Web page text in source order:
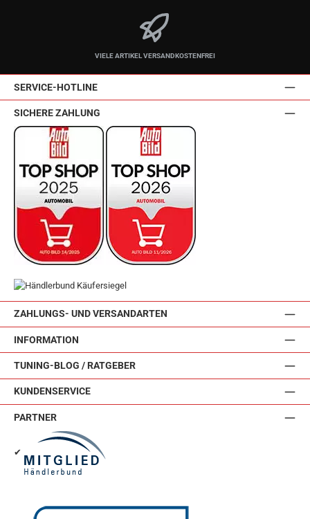
VIELE ARTIKEL VERSANDKOSTENFREI
SERVICE-HOTLINE
ZAHLUNGS- UND VERSANDARTEN
INFORMATION
TUNING-BLOG / RATGEBER
KUNDENSERVICE
SICHERE ZAHLUNG
PARTNER
✔